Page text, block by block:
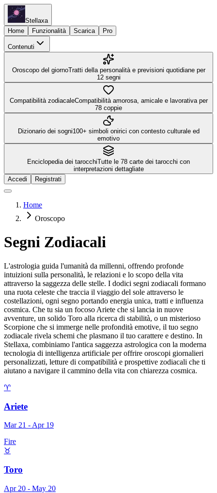
Stellaxa
Home
Funzionalità Scarica Pro
Contenuti
Oroscopo del giornoTratti della personalità e previsioni quotidiane per
12 segni
Compatibilità zodiacaleCompatibilità amorosa, amicale e lavorativa per
78 coppie
Dizionario dei sogni100+ simboli onirici con contesto culturale ed
emotivo
Enciclopedia dei tarocchiTutte le 78 carte dei tarocchi con
interpretazioni dettagliate
Accedi
Registrati
Home
Oroscopo
Segni Zodiacali
L'astrologia guida l'umanità da millenni, offrendo profonde
intuizioni sulla personalità, le relazioni e lo scopo della vita
attraverso la saggezza delle stelle. I dodici segni zodiacali formano
una ruota celeste che traccia il viaggio del sole attraverso le
costellazioni, ogni segno portando energia unica, tratti e influenza
cosmica. Che tu sia un focoso Ariete che si lancia in nuove
avventure, un solido Toro alla ricerca di stabilità, o un misterioso
Scorpione che si immerge nelle profondità emotive, il tuo segno
zodiacale rivela schemi che plasmano il tuo carattere e destino. In
Stellaxa, combiniamo l'antica saggezza astrologica con la moderna
tecnologia di intelligenza artificiale per offrire oroscopi giornalieri
personalizzati, letture di compatibilità e prospettive zodiacali che ti
aiutano a navigare il cammino della vita con chiarezza cosmica.
♈
Ariete
Mar 21 - Apr 19
Fire
♉
Toro
Apr 20 - May 20